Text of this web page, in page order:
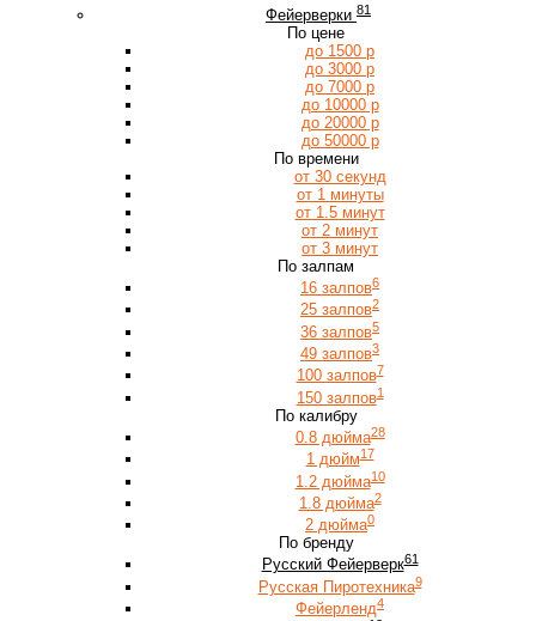
Фейерверки 81
По цене
до 1500 р
до 3000 р
до 7000 р
до 10000 р
до 20000 р
до 50000 р
По времени
от 30 секунд
от 1 минуты
от 1.5 минут
от 2 минут
от 3 минут
По залпам
16 залпов6
25 залпов2
36 залпов5
49 залпов3
100 залпов7
150 залпов1
По калибру
0.8 дюйма28
1 дюйм17
1.2 дюйма10
1.8 дюйма2
2 дюйма0
По бренду
Русский Фейерверк61
Русская Пиротехника9
Фейерленд4